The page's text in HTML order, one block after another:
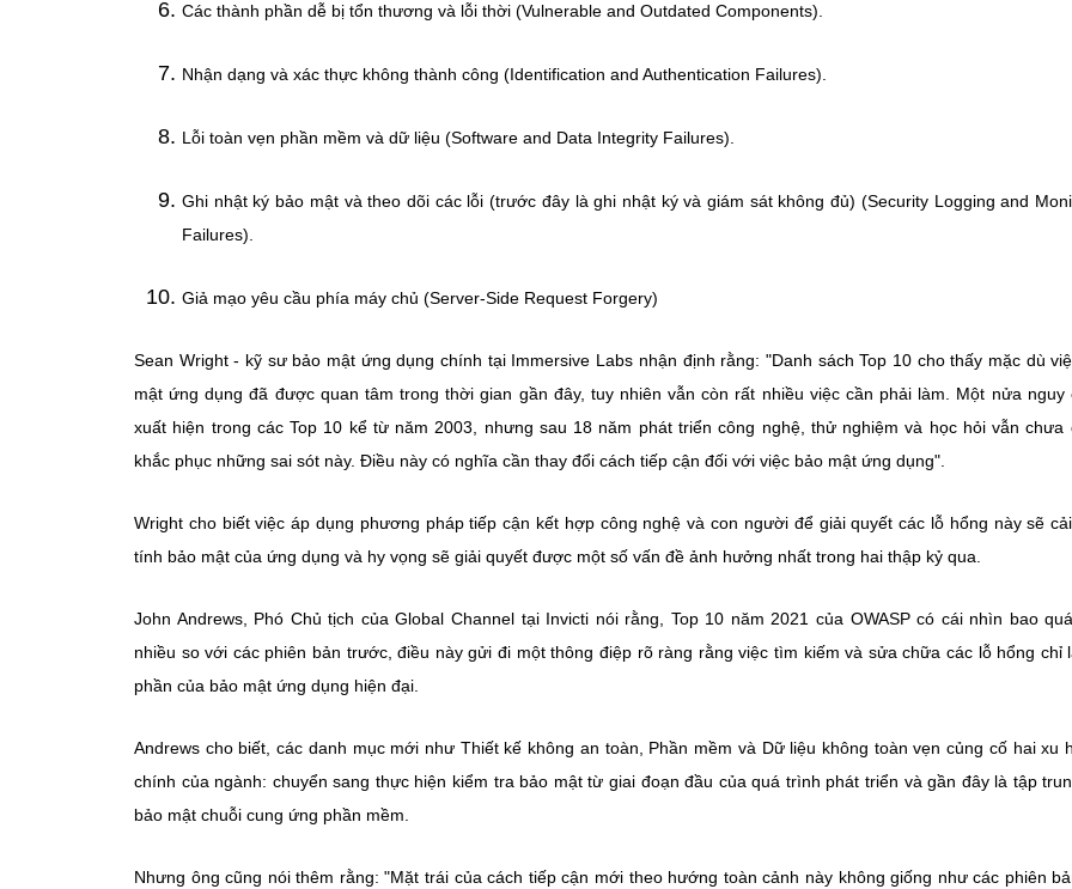
Các thành phần dễ bị tổn thương và lỗi thời (Vulnerable and Outdated Components).
Nhận dạng và xác thực không thành công (Identification and Authentication Failures).
Lỗi toàn vẹn phần mềm và dữ liệu (Software and Data Integrity Failures).
Ghi nhật ký bảo mật và theo dõi các lỗi (trước đây là ghi nhật ký và giám sát không đủ) (Security Logging and
Failures).
Giả mạo yêu cầu phía máy chủ (Server-Side Request Forgery)
Sean Wright - kỹ sư bảo mật ứng dụng chính tại Immersive Labs nhận định rằng: "Danh sách Top 10 cho thấy mặc dù
mật ứng dụng đã được quan tâm trong thời gian gần đây, tuy nhiên vẫn còn rất nhiều việc cần phải làm. Một nửa nguy
xuất hiện trong các Top 10 kể từ năm 2003, nhưng sau 18 năm phát triển công nghệ, thử nghiệm và học hỏi vẫn chưa
khắc phục những sai sót này. Điều này có nghĩa cần thay đổi cách tiếp cận đối với việc bảo mật ứng dụng".
Wright cho biết việc áp dụng phương pháp tiếp cận kết hợp công nghệ và con người để giải quyết các lỗ hổng này sẽ
tính bảo mật của ứng dụng và hy vọng sẽ giải quyết được một số vấn đề ảnh hưởng nhất trong hai thập kỷ qua.
John Andrews, Phó Chủ tịch của Global Channel tại Invicti nói rằng, Top 10 năm 2021 của OWASP có cái nhìn bao
nhiều so với các phiên bản trước, điều này gửi đi một thông điệp rõ ràng rằng việc tìm kiếm và sửa chữa các lỗ hổng chỉ
phần của bảo mật ứng dụng hiện đại.
Andrews cho biết, các danh mục mới như Thiết kế không an toàn, Phần mềm và Dữ liệu không toàn vẹn củng cố hai xu
chính của ngành: chuyển sang thực hiện kiểm tra bảo mật từ giai đoạn đầu của quá trình phát triển và gần đây là tập
bảo mật chuỗi cung ứng phần mềm.
Nhưng ông cũng nói thêm rằng: "Mặt trái của cách tiếp cận mới theo hướng toàn cảnh này không giống như các phiên